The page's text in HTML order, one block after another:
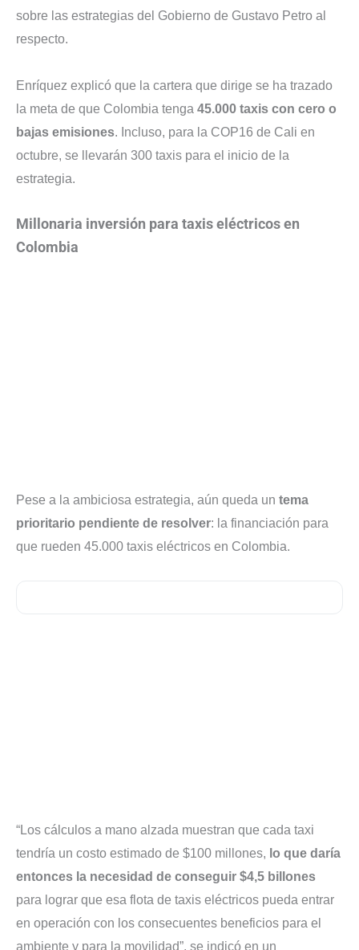
sobre las estrategias del Gobierno de Gustavo Petro al
respecto.
Enríquez explicó que la cartera que dirige se ha trazado
la meta de que Colombia tenga 45.000 taxis con cero o
bajas emisiones. Incluso, para la COP16 de Cali en
octubre, se llevarán 300 taxis para el inicio de la
estrategia.
Millonaria inversión para taxis eléctricos en
Colombia
Pese a la ambiciosa estrategia, aún queda un tema
prioritario pendiente de resolver: la financiación para
que rueden 45.000 taxis eléctricos en Colombia.
“Los cálculos a mano alzada muestran que cada taxi
tendría un costo estimado de $100 millones, lo que daría
entonces la necesidad de conseguir $4,5 billones
para lograr que esa flota de taxis eléctricos pueda entrar
en operación con los consecuentes beneficios para el
ambiente y para la movilidad”, se indicó en un